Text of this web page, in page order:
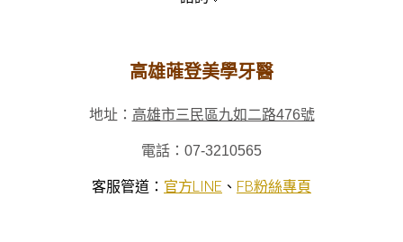
高雄蓶登美學牙醫
地址： 高雄市三民區九如二路476號
電話： 07-3210565
客服管道： 官方LINE 、 FB粉絲專頁